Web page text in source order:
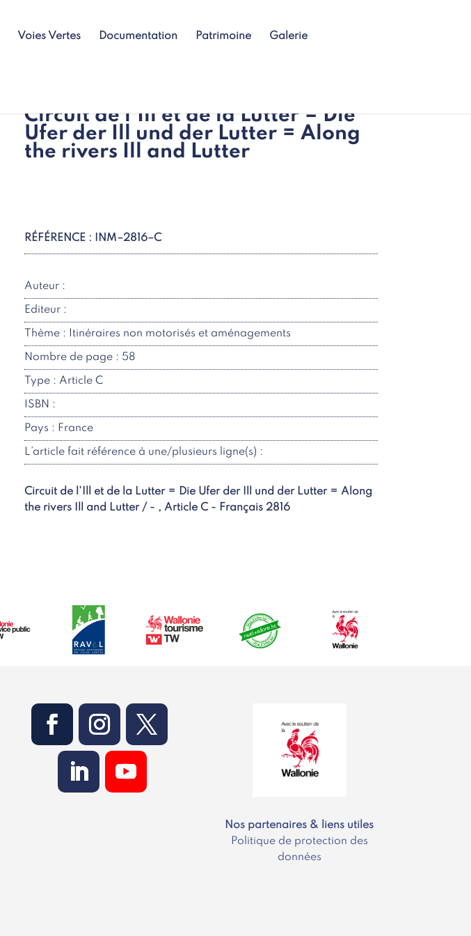
Voies Vertes Documentation Patrimoine Galerie
Circuit de l’Ill et de la Lutter = Die
Ufer der Ill und der Lutter = Along
the rivers Ill and Lutter
RÉFÉRENCE : INM–2816–C
Auteur :
Editeur :
Thème : Itinéraires non motorisés et aménagements
Nombre de page : 58
Type : Article C
ISBN :
Pays : France
L’article fait référence à une/plusieurs ligne(s) :
Circuit de l'Ill et de la Lutter = Die Ufer der Ill und der Lutter = Along
the rivers Ill and Lutter / - , Article C - Français 2816
Nos partenaires & liens utiles
Politique de protection des
données